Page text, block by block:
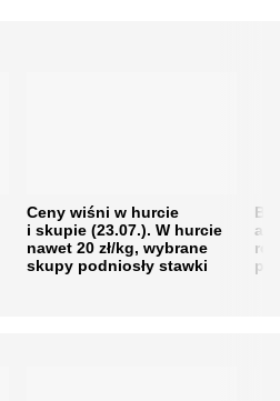
Ceny wiśni w hurcie
i skupie (23.07.). W hurcie
nawet 20 zł/kg, wybrane
skupy podniosły stawki